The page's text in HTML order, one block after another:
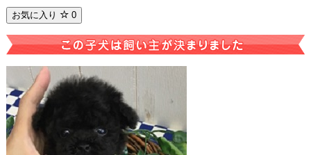
お気に入り 0